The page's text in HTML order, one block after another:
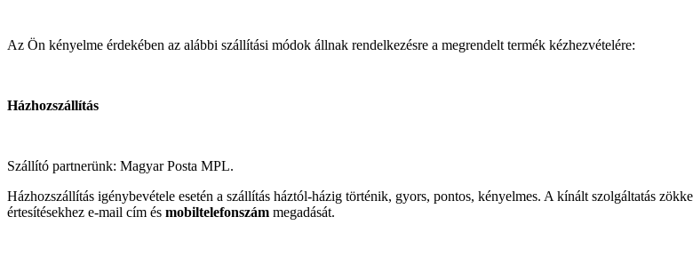
Az Ön kényelme érdekében az alábbi szállítási módok állnak rendelkezésre a megrendelt termék kézhezvételére:
Házhozszállítás
Szállító partnerünk: Magyar Posta MPL.
Házhozszállítás igénybevétele esetén a szállítás háztól-házig történik, gyors, pontos, kényelmes. A kínált szolgáltatás
értesítésekhez e-mail cím és mobiltelefonszám megadását.